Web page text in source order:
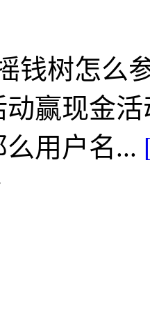
钱树怎么
动赢现金
用户名...